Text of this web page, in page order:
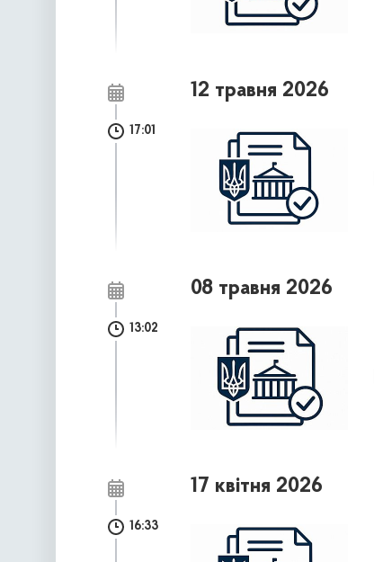
12 травня 2026
17:01
08 травня 2026
13:02
17 квітня 2026
16:33